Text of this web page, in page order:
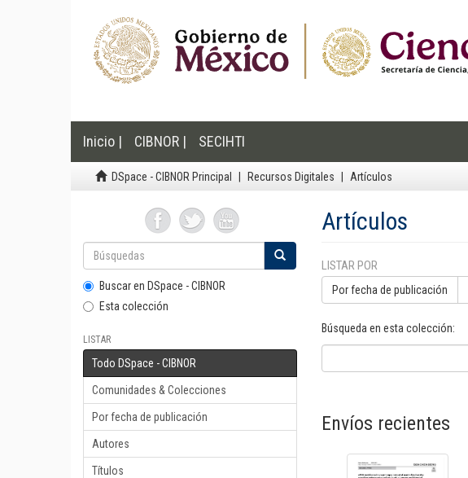
Inicio | CIBNOR | SECIHTI
DSpace - CIBNOR Principal Recursos Digitales Artículos
Buscar en DSpace - CIBNOR
Esta colección
LISTAR
Todo DSpace - CIBNOR
Comunidades & Colecciones
Por fecha de publicación
Autores
Títulos
Artículos
LISTAR POR
Por fecha de publicación
Búsqueda en esta colección:
Envíos recientes